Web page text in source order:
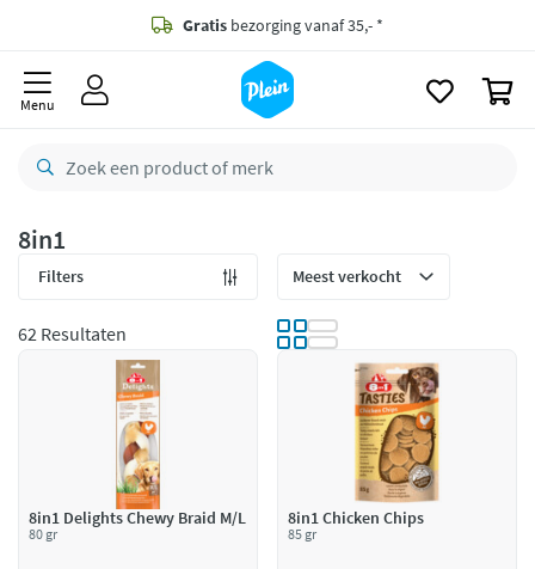
Gratis bezorging vanaf 35,- *
Bestelling uiterlijkzaterdag
retourneren
Betaal met Klarna
Menu
8in1
Filters
62 Resultaten
8in1 Delights Chewy Braid M/L
80 gr
8in1 Chicken Chips
85 gr